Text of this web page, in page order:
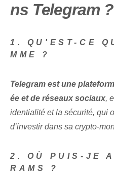
ns Telegram ?
1. QU'EST-CE
MME ?
Telegram est une
ée et de réseaux sociaux,
identialité et la sécurité, qui
d’investir dans sa crypto-
2. OÙ PUIS-JE
RAMS ?